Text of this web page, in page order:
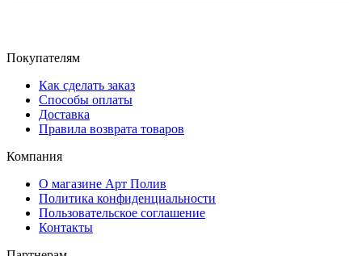
Покупателям
Как сделать заказ
Способы оплаты
Доставка
Правила возврата товаров
Компания
О магазине Арт Полив
Политика конфиденциальности
Пользовательское соглашение
Контакты